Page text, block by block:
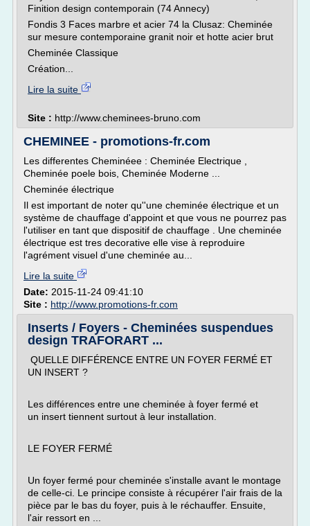
Finition design contemporain (74 Annecy)
Fondis 3 Faces marbre et acier 74 la Clusaz: Cheminée
sur mesure contemporaine granit noir et hotte acier brut
Cheminée Classique
Création...
Lire la suite
Site : http://www.cheminees-bruno.com
CHEMINEE - promotions-fr.com
Les differentes Cheminéee : Cheminée Electrique ,
Cheminée poele bois, Cheminée Moderne ...
Cheminée électrique
Il est important de noter qu''une cheminée électrique et un
système de chauffage d'appoint et que vous ne pourrez pas
l'utiliser en tant que dispositif de chauffage . Une cheminée
électrique est tres decorative elle vise à reproduire
l'agrément visuel d'une cheminée au...
Lire la suite
Date: 2015-11-24 09:41:10
Site : http://www.promotions-fr.com
Inserts / Foyers - Cheminées suspendues
design TRAFORART ...
QUELLE DIFFÉRENCE ENTRE UN FOYER FERMÉ ET
UN INSERT ?
Les différences entre une cheminée à foyer fermé et
un insert tiennent surtout à leur installation.
LE FOYER FERMÉ
Un foyer fermé pour cheminée s'installe avant le montage
de celle-ci. Le principe consiste à récupérer l'air frais de la
pièce par le bas du foyer, puis à le réchauffer. Ensuite,
l'air ressort en ...